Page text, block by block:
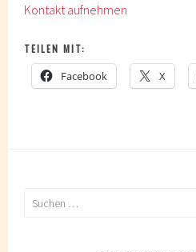
Kontakt aufnehmen
TEILEN MIT:
Facebook X
Suchen